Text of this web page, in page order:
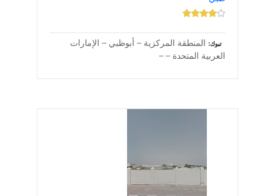
تبوك
المنطقة المركزية – أبوظبي – الإمارات
العربية المتحدة – –